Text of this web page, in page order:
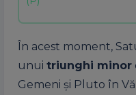
În acest moment,
unui triunghi minor
Gemeni și Pluto în